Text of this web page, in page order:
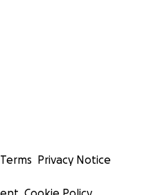
Terms Privacy Notice